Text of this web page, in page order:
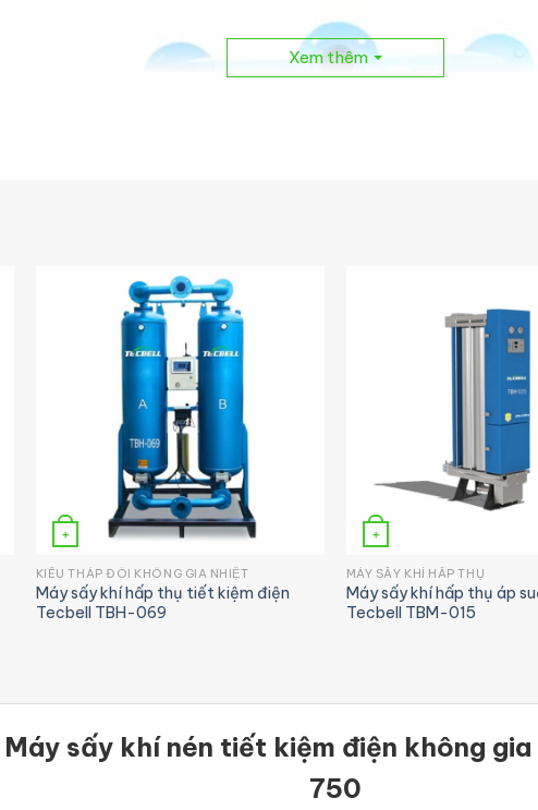
Xem thêm
+
KIỂU THÁP ĐÔI KHÔNG GIA NHIỆT
Máy sấy khí hấp thụ tiết kiệm điện
Tecbell TBH-069
+
MÁY SẤY KHÍ HẤP THỤ
Máy sấy khí hấp thụ áp
Tecbell TBM-015
sấy khí nén tiết kiệm điện không
750